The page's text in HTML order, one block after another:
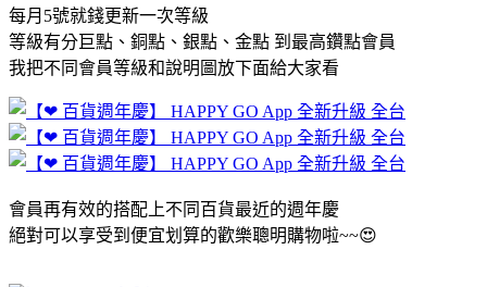
每月5號就錢更新一次等級
等級有分巨點、銅點、銀點、金點 到最高鑽點會員
我把不同會員等級和說明圖放下面給大家看
會員再有效的搭配上不同百貨最近的週年慶
絕對可以享受到便宜划算的歡樂聰明購物啦~~😍